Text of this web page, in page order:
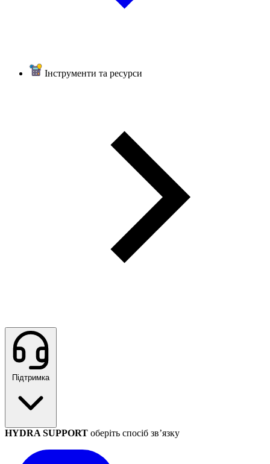
Інструменти та ресурси
Підтримка
HYDRA SUPPORT оберіть спосіб зв’язку